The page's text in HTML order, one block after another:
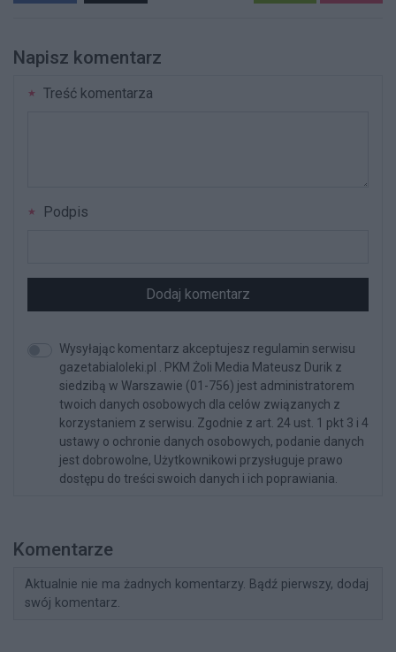
Napisz komentarz
Treść komentarza
Podpis
Dodaj komentarz
Wysyłając komentarz akceptujesz regulamin serwisu
gazetabialoleki.pl . PKM Żoli Media Mateusz Durik z
siedzibą w Warszawie (01-756) jest administratorem
twoich danych osobowych dla celów związanych z
korzystaniem z serwisu. Zgodnie z art. 24 ust. 1 pkt 3 i 4
ustawy o ochronie danych osobowych, podanie danych
jest dobrowolne, Użytkownikowi przysługuje prawo
dostępu do treści swoich danych i ich poprawiania.
Komentarze
Aktualnie nie ma żadnych komentarzy. Bądź pierwszy, dodaj
swój komentarz.